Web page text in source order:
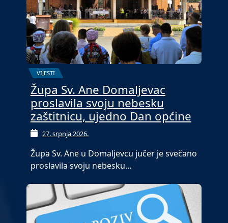
VIJESTI
Župa Sv. Ane Domaljevac
proslavila svoju nebesku
zaštitnicu, ujedno Dan općine
27. srpnja 2026.
Župa Sv. Ane u Domaljevcu jučer je svečano
proslavila svoju nebesku…